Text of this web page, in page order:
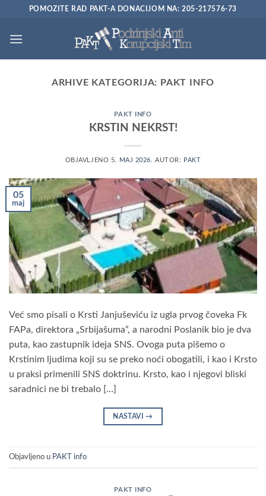
Preskoči
sadržaj
POMOZITE RAD PAKT-A DONACIJOM NA: 205-217576-73
ARHIVE KATEGORIJA: PAKT INFO
PAKT INFO
KRSTIN NEKRST!
OBJAVLJENO 5. MAJ 2026. AUTOR: PAKT
05
maj
Već smo pisali o Krsti Janjuševiću iz ugla prvog čoveka Fk
FAPa, direktora „Srbijašuma“, a narodni Poslanik bio je dva
puta, kao zastupnik ideja SNS. Ovoga puta pišemo o
Krstinim ljudima koji su se preko noći obogatili, i kao i Krsto
u praksi primenili SNS doktrinu. Krsto, kao i njegovi bliski
saradnici ne bi trebalo […]
NASTAVI→
Objavljeno u PAKT info
PAKT INFO